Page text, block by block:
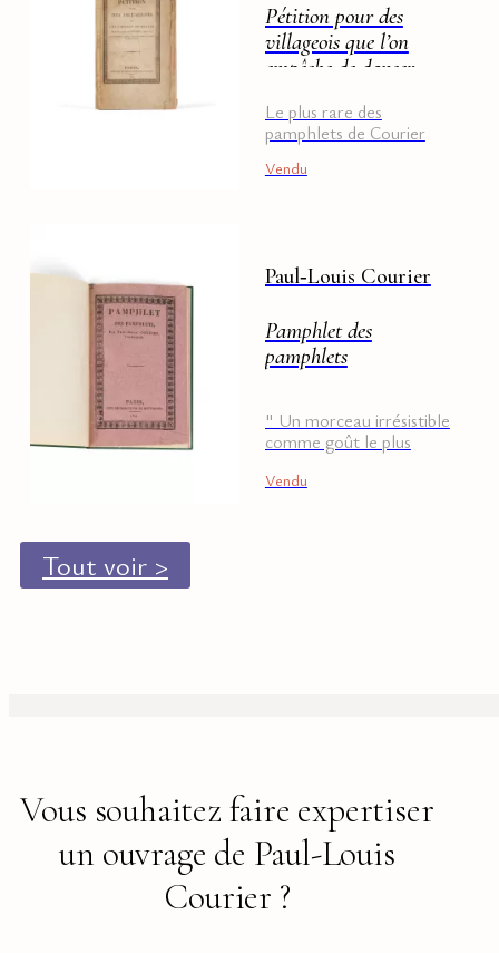
Pétition pour des
villageois que l’on
empêche de danser
Le plus rare des
pamphlets de Courier
Vendu
Paul‑Louis Courier
Pamphlet des
pamphlets
" Un morceau irrésistible
comme goût le plus
bibliothèque André
Vendu
Tout voir >
Vous souhaitez faire expertiser
un ouvrage de Paul-Louis
Courier ?